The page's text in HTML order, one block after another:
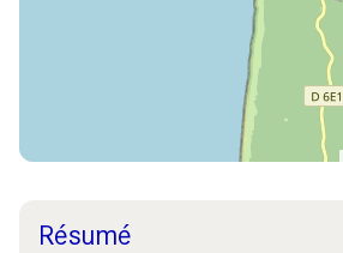
Résumé